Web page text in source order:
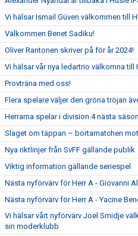
Vi hälsar Ismail Güven välkommen till
Välkommen Benet Sadiku!
Oliver Rantonen skriver på för år 2024!
Vi hälsar vår nya ledartrio välkomna till
Provträna med oss!
Flera spelare väljer den gröna tröjan
Herrarna spelar i division 4 nästa
Slaget om täppan – bortamatchen mot
Nya riktlinjer från SvFF gällande publik
Viktig information gällande seriespel
Nästa nyförvärv för Herr A - Giovanni
Nästa nyförvärv för Herr A - Yacine
Vi hälsar vårt nyförvärv Joel Smidje
sin moderklubb